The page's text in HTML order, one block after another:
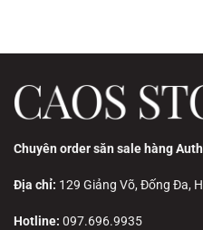
Chuyên order săn sale hàng
Địa chỉ: 129 Giảng Võ, Đống Đa,
Hotline: 097.696.9935